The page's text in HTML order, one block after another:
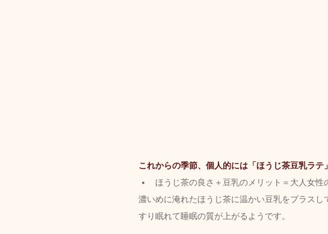
これからの季節、個人的には「ほうじ茶豆乳ラテ
ほうじ茶の良さ＋豆乳のメリット＝大人女性
濃いめに淹れたほうじ茶に温かい豆乳をプラス
すり眠れて睡眠の質が上がるようです。